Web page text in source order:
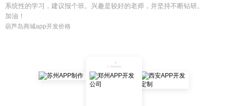
系统性的学习，建议报个班。兴趣是较好的老师，并坚持不断钻研。
加油！
葫芦岛商城app开发价格